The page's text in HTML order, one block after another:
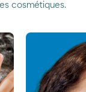
cosmétiques.